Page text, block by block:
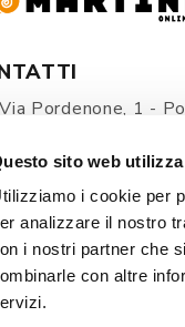
sito web
i cookie per
analizzare il nostro
i nostri partner che
con altre
Via Pordenone, 1 -
+39 0434 623137
376/2399891